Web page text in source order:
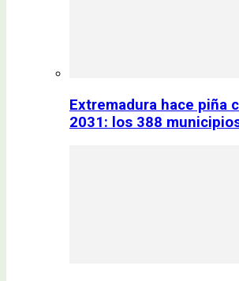
Extremadura hace piña
2031: los 388